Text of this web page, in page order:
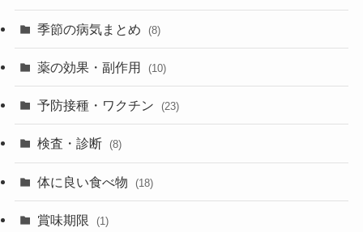
季節の病気まとめ (8)
薬の効果・副作用 (10)
予防接種・ワクチン (23)
検査・診断 (8)
体に良い食べ物 (18)
賞味期限 (1)